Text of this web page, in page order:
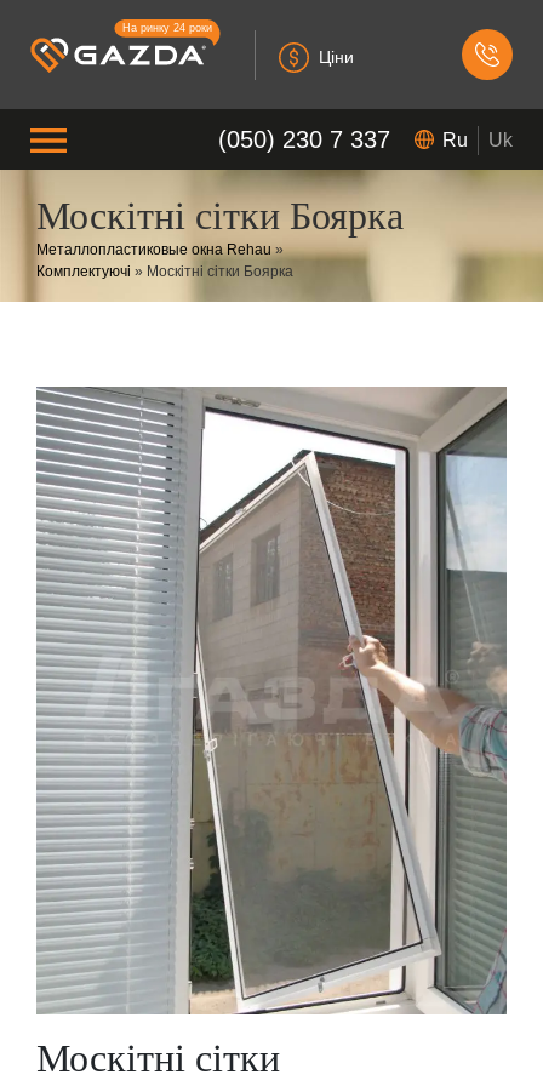
На ринку 24 роки
Ціни
(050) 230 7 337 Ru Uk
Москітні сітки Боярка
Металлопластиковые окна Rehau »
Комплектуючі » Москітні сітки Боярка
Москітні сітки